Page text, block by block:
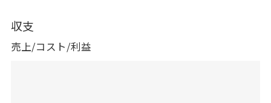
収支
売上/コスト/利益